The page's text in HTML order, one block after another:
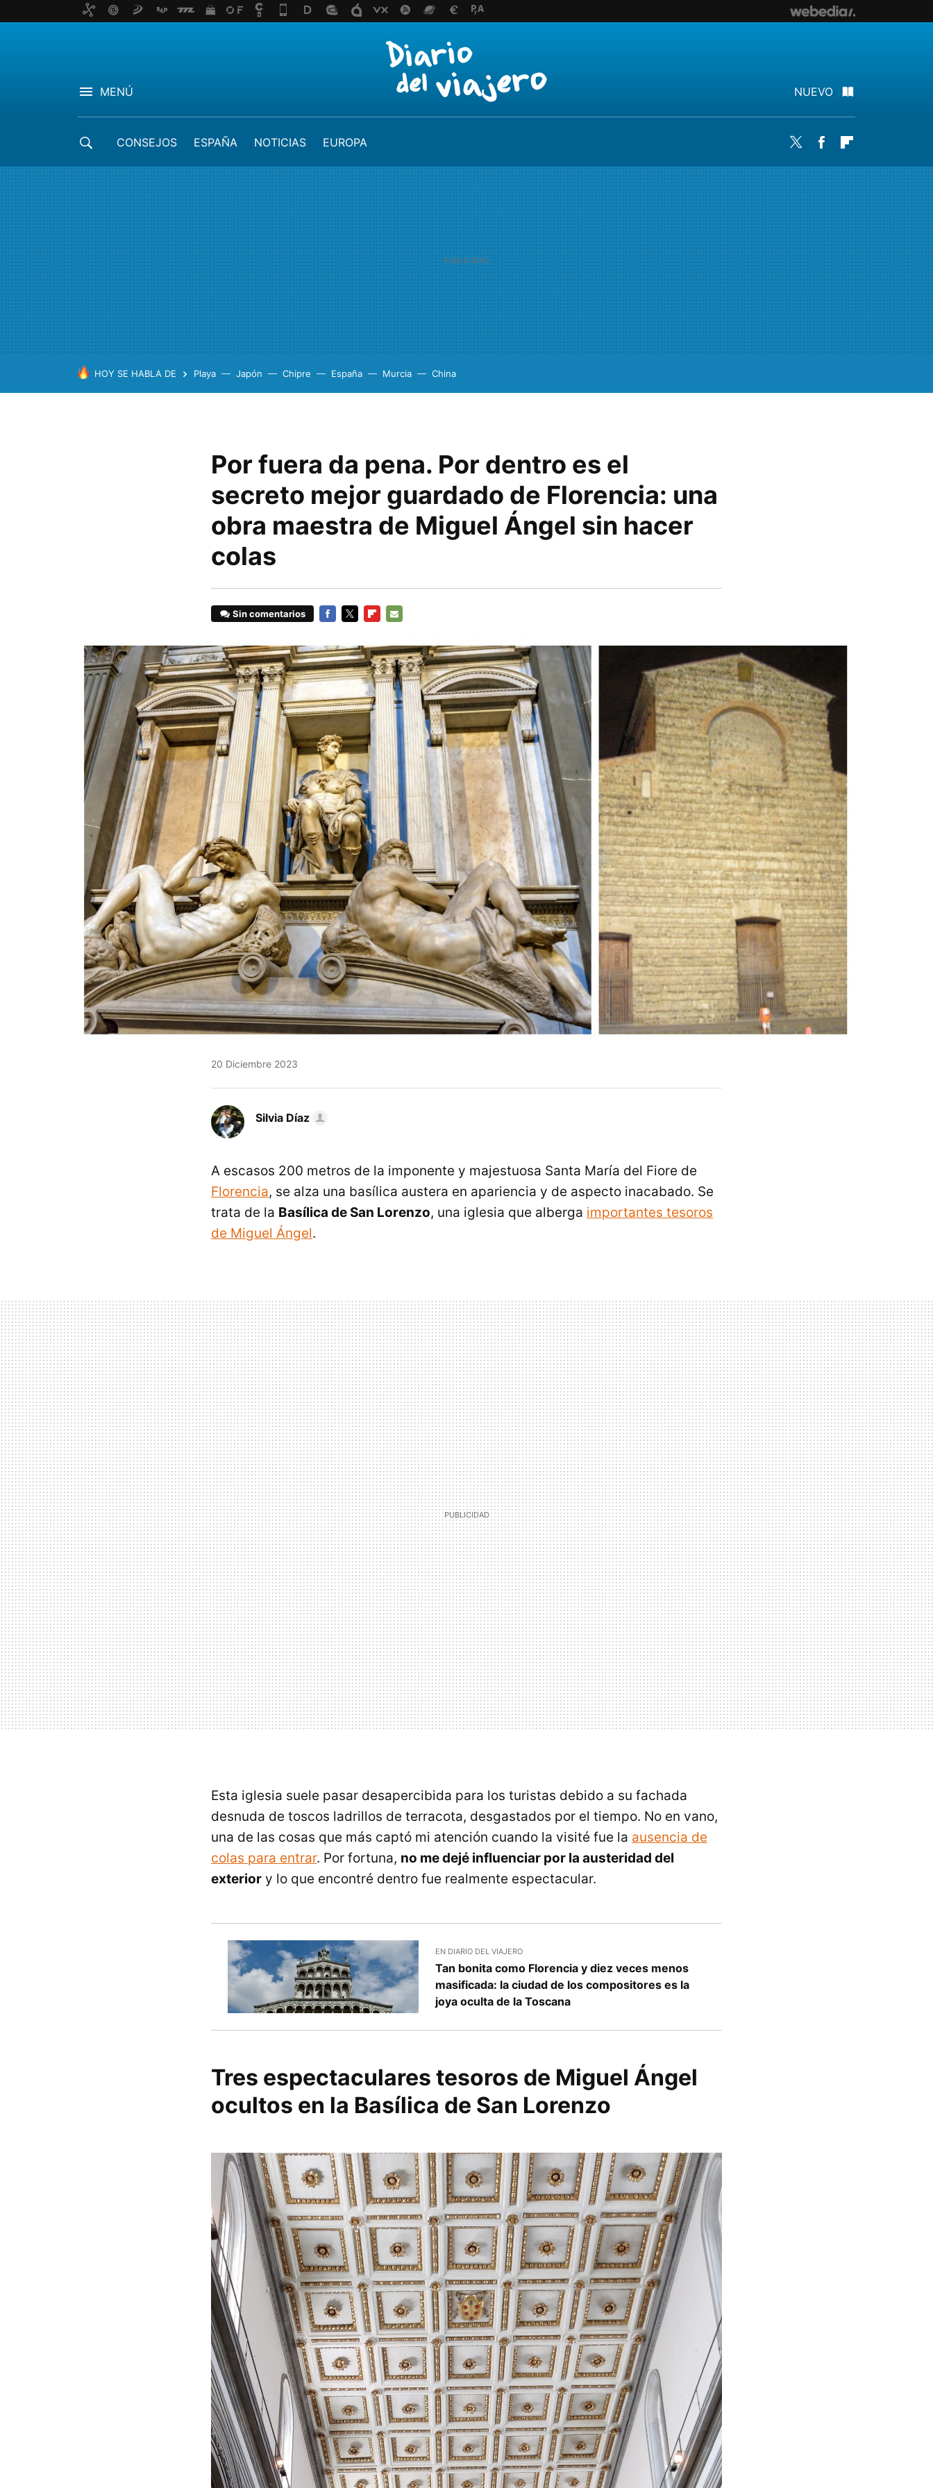
MENÚ NUEVO
CONSEJOS ESPAÑA NOTICIAS EUROPA Twitter Facebook
HOY SE HABLA DE Playa Japón Chipre España Murcia China
Por fuera da pena. Por dentro es el
secreto mejor guardado de Florencia: una
obra maestra de Miguel Ángel sin hacer
colas
Sin comentarios
MAIL
20 Diciembre 2023
Silvia Díaz
A escasos 200 metros de la imponente y majestuosa Santa María del Fiore de
Florencia, se alza una basílica austera en apariencia y de aspecto inacabado. Se
trata de la Basílica de San Lorenzo, una iglesia que alberga importantes tesoros
de Miguel Ángel.
Esta iglesia suele pasar desapercibida para los turistas debido a su fachada
desnuda de toscos ladrillos de terracota, desgastados por el tiempo. No en vano,
una de las cosas que más captó mi atención cuando la visité fue la ausencia de
colas para entrar. Por fortuna, no me dejé influenciar por la austeridad del
exterior y lo que encontré dentro fue realmente espectacular.
EN DIARIO DEL VIAJERO
Tan bonita como Florencia y diez veces menos
masificada: la ciudad de los compositores es la
joya oculta de la Toscana
Tres espectaculares tesoros de Miguel Ángel
ocultos en la Basílica de San Lorenzo